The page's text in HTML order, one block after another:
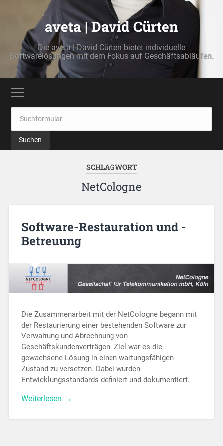
aveta | David Cürten
Die aveta | David Cürten bietet individuelle
Softwarelösungen mit dem Fokus auf Geschäftsabläufen.
SCHLAGWORT
NetCologne
Software-Restauration und -
Betreuung
Die Zusammenarbeit mit der NetCologne begann mit
der Restaurierung einer bestehenden Software zur
Verwaltung und Abrechnung von
Geschäftskundenverträgen. Ziel war es die
gewachsene Lösung in einen wartungsfähigen
Zustand zu versetzen. Dabei wurden
Entwicklungsstandards definiert und dokumentiert.
Weiterlesen →